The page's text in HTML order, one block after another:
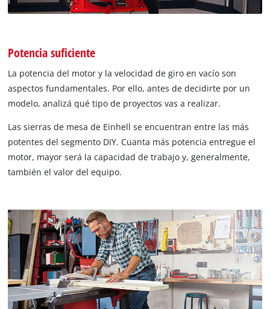
Potencia suficiente
La potencia del motor y la velocidad de giro en vacío son
aspectos fundamentales. Por ello, antes de decidirte por un
modelo, analizá qué tipo de proyectos vas a realizar.
Las sierras de mesa de Einhell se encuentran entre las más
potentes del segmento DIY. Cuanta más potencia entregue el
motor, mayor será la capacidad de trabajo y, generalmente,
también el valor del equipo.